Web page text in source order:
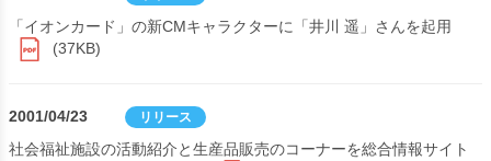
「イオンカード」の新CMキャラクターに「井川 遥」さんを起用
(37KB)
2001/04/23 リリース
社会福祉施設の活動紹介と生産品販売のコーナーを総合情報サイト